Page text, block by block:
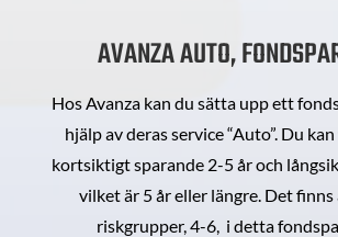
AVANZA AUTO,
Hos Avanza kan du sätta upp ett
hjälp av deras service “Auto”. Du
kortsiktigt sparande 2-5 år och
vilket är 5 år eller längre. Det finns
riskgrupper, 4-6, i detta